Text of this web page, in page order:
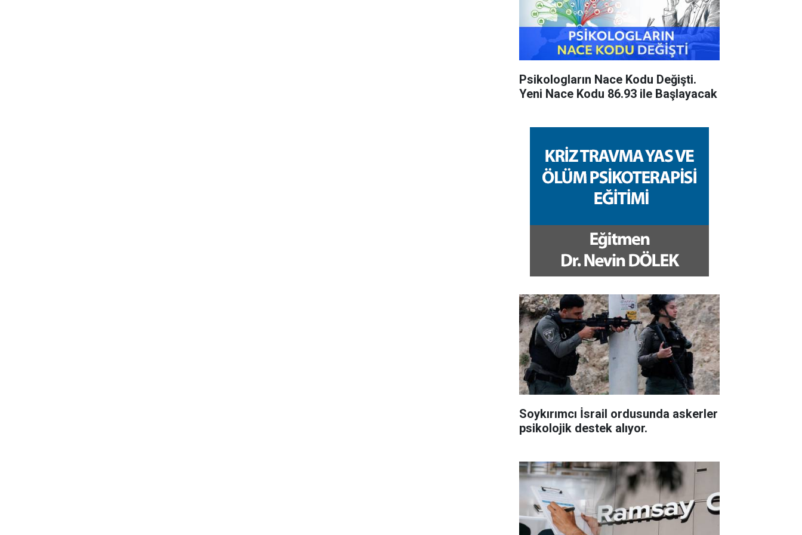
Psikologların Nace Kodu Değişti.
Yeni Nace Kodu 86.93 ile Başlayacak
Soykırımcı İsrail ordusunda askerler
psikolojik destek alıyor.